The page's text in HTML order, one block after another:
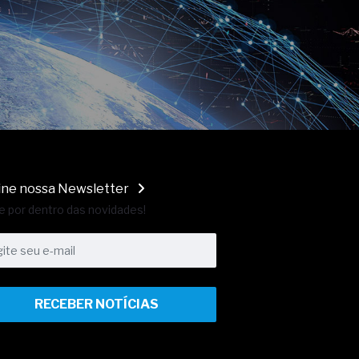
nossa Newsletter
por dentro das novidades!
RECEBER NOTÍCIAS